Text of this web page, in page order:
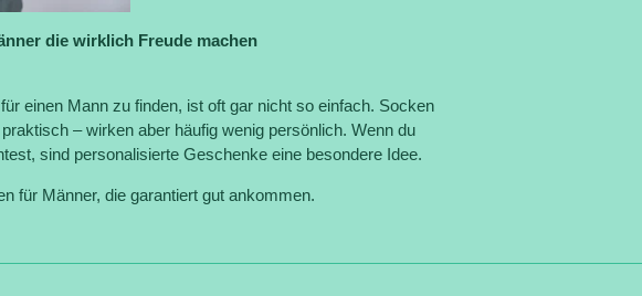
die wirklich Freude machen
einen Mann zu finden, ist oft gar nicht so einfach. Socken
– wirken aber häufig wenig persönlich. Wenn du
sind personalisierte Geschenke eine besondere Idee.
für Männer, die garantiert gut ankommen.